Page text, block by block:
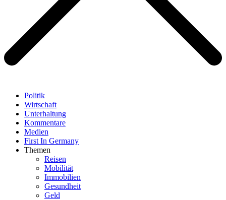
Politik
Wirtschaft
Unterhaltung
Kommentare
Medien
First In Germany
Themen
Reisen
Mobilität
Immobilien
Gesundheit
Geld